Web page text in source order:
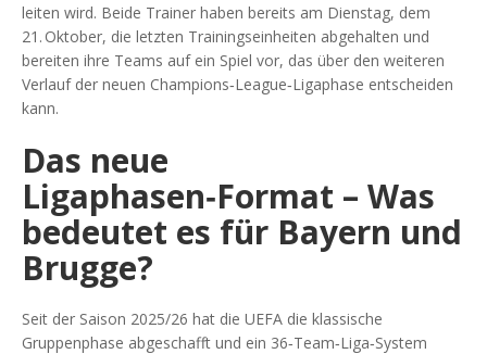
leiten wird. Beide Trainer haben bereits am Dienstag, dem
21. Oktober, die letzten Trainingseinheiten abgehalten und
bereiten ihre Teams auf ein Spiel vor, das über den weiteren
Verlauf der neuen Champions‑League‑Ligaphase entscheiden
kann.
Das neue
Ligaphasen‑Format – Was
bedeutet es für Bayern und
Brugge?
Seit der Saison 2025/26 hat die UEFA die klassische
Gruppenphase abgeschafft und ein 36‑Team‑Liga‑System